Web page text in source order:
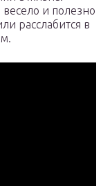
и полезно
расслабится в